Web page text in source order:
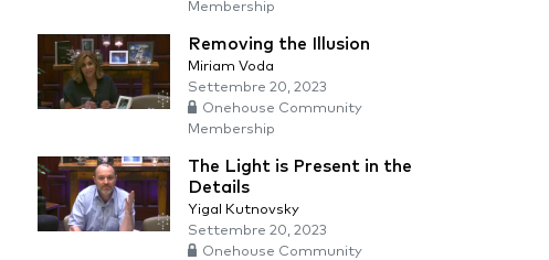
Membership
Removing the Illusion
Miriam Voda
Settembre 20, 2023
Onehouse Community
Membership
The Light is Present in the
Details
Yigal Kutnovsky
Settembre 20, 2023
Onehouse Community